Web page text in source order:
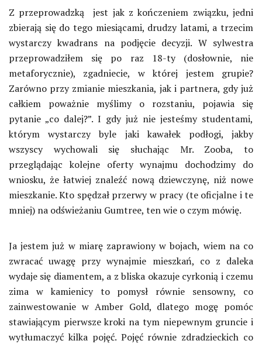
Z przeprowadzką jest jak z kończeniem związku, jedni
zbierają się do tego miesiącami, drudzy latami, a trzecim
wystarczy kwadrans na podjęcie decyzji. W sylwestra
przeprowadziłem się po raz 18-ty (dosłownie, nie
metaforycznie), zgadniecie, w której jestem grupie?
Zarówno przy zmianie mieszkania, jak i partnera, gdy już
całkiem poważnie myślimy o rozstaniu, pojawia się
pytanie „co dalej?”. I gdy już nie jesteśmy studentami,
którym wystarczy byle jaki kawałek podłogi, jakby
wszyscy wychowali się słuchając Mr. Zooba, to
przeglądając kolejne oferty wynajmu dochodzimy do
wniosku, że łatwiej znaleźć nową dziewczynę, niż nowe
mieszkanie. Kto spędzał przerwy w pracy (te oficjalne i te
mniej) na odświeżaniu Gumtree, ten wie o czym mówię.
Ja jestem już w miarę zaprawiony w bojach, wiem na co
zwracać uwagę przy wynajmie mieszkań, co z daleka
wydaje się diamentem, a z bliska okazuje cyrkonią i czemu
zima w kamienicy to pomysł równie sensowny, co
zainwestowanie w Amber Gold, dlatego mogę pomóc
stawiającym pierwsze kroki na tym niepewnym gruncie i
wytłumaczyć kilka pojęć. Pojęć równie zdradzieckich co